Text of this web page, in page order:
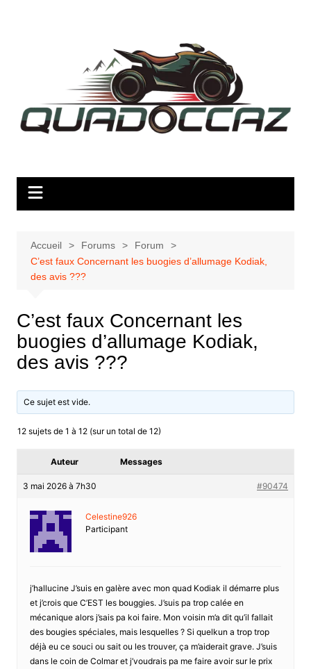
Accueil Forums
Forum
C’est faux Concernant les buogies d’allumage Kodiak,
des avis ???
C’est faux Concernant les
buogies d’allumage Kodiak,
des avis ???
Ce sujet est vide.
12 sujets de 1 à 12 (sur un total de 12)
Auteur Messages
3 mai 2026 à 7h30 #90474
Celestine926
Participant
j’hallucine J’suis en galère avec mon quad Kodiak il démarre plus
et j’crois que C’EST les bouggies. J’suis pa trop calée en
mécanique alors j’sais pa koi faire. Mon voisin m’a dit qu’il fallait
des bougies spéciales, mais lesquelles ? Si quelkun a trop trop
déjà eu ce souci ou sait ou les trouver, ça m’aiderait grave. J’suis
dans le coin de Colmar et j’voudrais pa me faire avoir sur le prix